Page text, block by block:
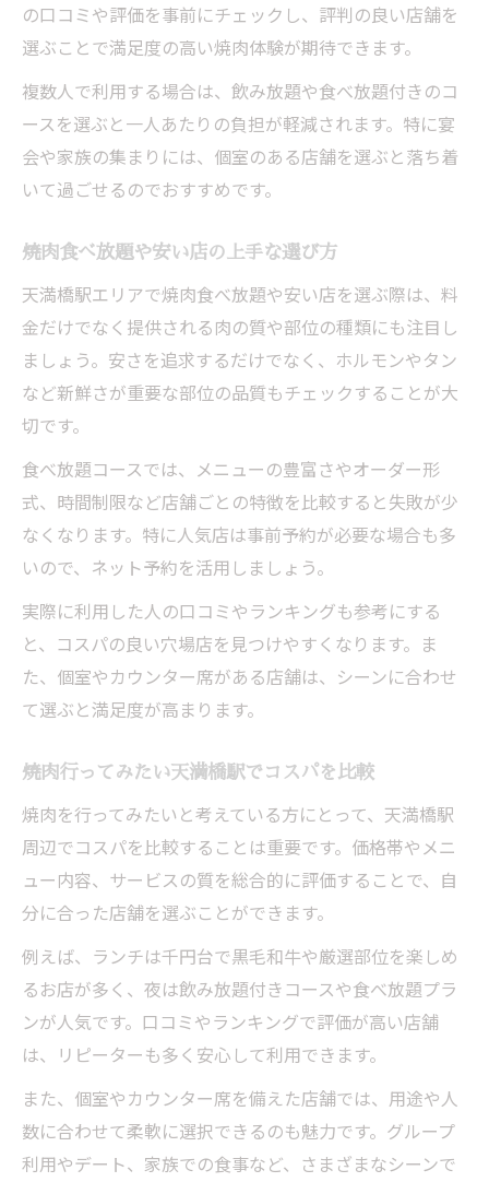
の口コミや評価を事前にチェックし、評判の良い店舗を
選ぶことで満足度の高い焼肉体験が期待できます。
複数人で利用する場合は、飲み放題や食べ放題付きのコ
ースを選ぶと一人あたりの負担が軽減されます。特に宴
会や家族の集まりには、個室のある店舗を選ぶと落ち着
いて過ごせるのでおすすめです。
焼肉食べ放題や安い店の上手な選び方
天満橋駅エリアで焼肉食べ放題や安い店を選ぶ際は、料
金だけでなく提供される肉の質や部位の種類にも注目し
ましょう。安さを追求するだけでなく、ホルモンやタン
など新鮮さが重要な部位の品質もチェックすることが大
切です。
食べ放題コースでは、メニューの豊富さやオーダー形
式、時間制限など店舗ごとの特徴を比較すると失敗が少
なくなります。特に人気店は事前予約が必要な場合も多
いので、ネット予約を活用しましょう。
実際に利用した人の口コミやランキングも参考にする
と、コスパの良い穴場店を見つけやすくなります。ま
た、個室やカウンター席がある店舗は、シーンに合わせ
て選ぶと満足度が高まります。
焼肉行ってみたい天満橋駅でコスパを比較
焼肉を行ってみたいと考えている方にとって、天満橋駅
周辺でコスパを比較することは重要です。価格帯やメニ
ュー内容、サービスの質を総合的に評価することで、自
分に合った店舗を選ぶことができます。
例えば、ランチは千円台で黒毛和牛や厳選部位を楽しめ
るお店が多く、夜は飲み放題付きコースや食べ放題プラ
ンが人気です。口コミやランキングで評価が高い店舗
は、リピーターも多く安心して利用できます。
また、個室やカウンター席を備えた店舗では、用途や人
数に合わせて柔軟に選択できるのも魅力です。グループ
利用やデート、家族での食事など、さまざまなシーンで